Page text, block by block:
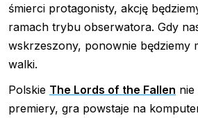
śmierci protagonisty, akcję
ramach trybu obserwatora. Gdy
wskrzeszony, ponownie będziemy
walki.
Polskie The Lords of the Fallen nie
premiery, gra powstaje na